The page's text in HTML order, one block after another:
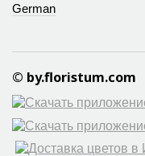
German
© by.floristum.com